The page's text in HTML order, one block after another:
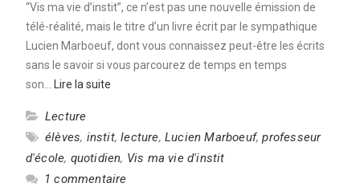
“Vis ma vie d’instit”, ce n’est pas une nouvelle émission de
télé-réalité, mais le titre d’un livre écrit par le sympathique
Lucien Marboeuf, dont vous connaissez peut-être les écrits
sans le savoir si vous parcourez de temps en temps
son…
Lire la suite
Lecture
élèves, instit,lecture, Lucien Marboeuf,professeur
d'école, quotidien, Vis ma vie d'instit
1 commentaire